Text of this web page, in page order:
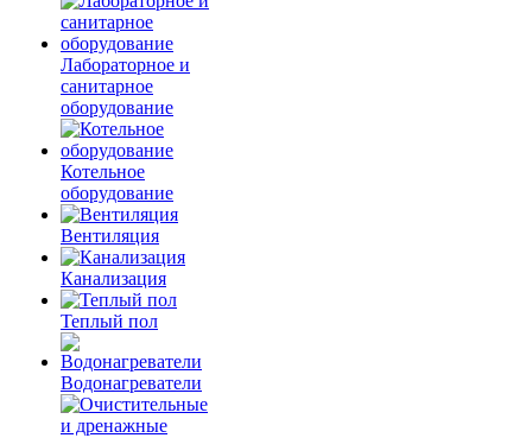
Лабораторное и
санитарное
оборудование
Котельное
оборудование
Вентиляция
Канализация
Теплый пол
Водонагреватели